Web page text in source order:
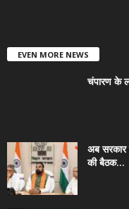
EVEN MORE NEWS
चंपारण के
अब सरकार
की बैठक...